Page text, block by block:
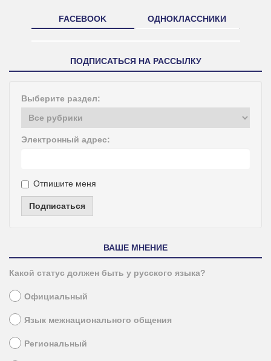
FACEBOOK ОДНОКЛАССНИКИ
ПОДПИСАТЬСЯ НА РАССЫЛКУ
Выберите раздел:
Электронный адрес:
Отпишите меня
Подписаться
ВАШЕ МНЕНИЕ
Какой статус должен быть у русского языка?
Официальный
Язык межнационального общения
Региональный